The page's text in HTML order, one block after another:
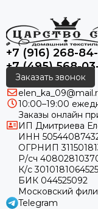
+7 (916) 268-
+7 (495) 568-
Заказать звонок
10:00–19:00
Заказы онлайн
ИП Дмитриева
ИНН
ОГРНИП
Р/сч
К/с
БИК 044525092
Московский
Telegram